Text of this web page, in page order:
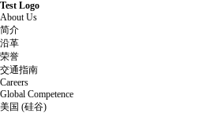
Test Logo
About Us
简介
沿革
荣誉
交通指南
Careers
Global Competence
美国 (硅谷)